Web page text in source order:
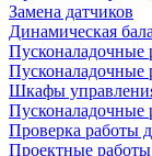
Замена датчиков
Динамическая
Пусконаладочные
Пусконаладочные
Шкафы
Пусконаладочные
Проверка работы
Проектные работы